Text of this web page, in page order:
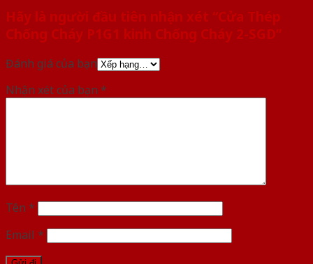
Hãy là người đầu tiên nhận xét “Cửa Thép
Chống Cháy P1G1 kinh Chống Cháy 2-SGD”
Đánh giá của bạn
Nhận xét của bạn *
Tên *
Email *